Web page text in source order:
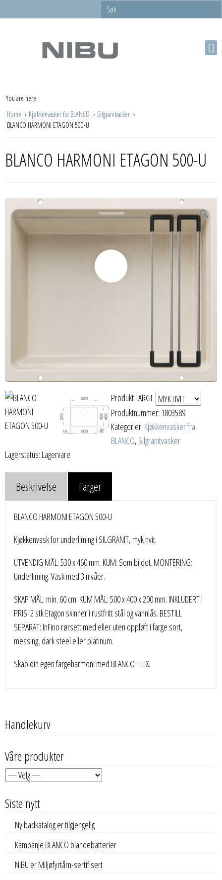
You are here:
Home
Kjøkkenvasker fra BLANCO
Silgranitvasker
BLANCO HARMONI ETAGON 500-U
BLANCO HARMONI ETAGON 500-U
🔍
Produkt FARGE
Produktnummer: 1803589
Kategorier: Kjøkkenvasker fra
BLANCO, Silgranitvasker
Lagerstatus: Lagervare
Beskrivelse Farger
BLANCO HARMONI ETAGON 500-U
Kjøkkenvask for underliming i SILGRANIT, myk hvit.
UTVENDIG MÅL: 530 x 460 mm. KUM: Som bildet. MONTERING:
Underliming. Vask med 3 nivåer.
SKAP MÅL: min. 60 cm. KUM MÅL: 500 x 400 x 200 mm. INKLUDERT I
PRIS: 2 stk Etagon skinner i rustfritt stål og vannlås. BESTILL
SEPARAT: InFino rørsett med eller uten oppløft i farge sort,
messing, dark steel eller platinum.
Skap din egen fargeharmoni med BLANCO FLEX.
Handlekurv
Våre produkter
Siste nytt
Ny badkatalog er tilgjengelig
Kampanje BLANCO blandebatterier
NIBU er Miljøfyrtårn-sertifisert